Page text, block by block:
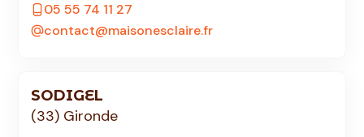
05 55 74 11 27
contact@maisonesclaire.fr
SODIGEL
(33) Gironde